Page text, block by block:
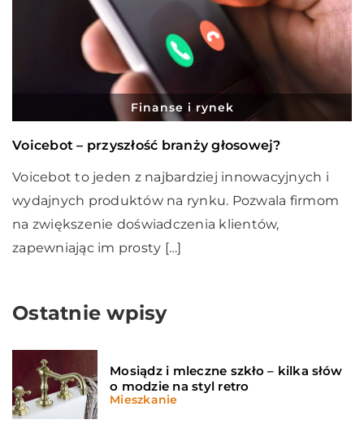
Finanse i rynek
Voicebot – przyszłość branży głosowej?
Voicebot to jeden z najbardziej innowacyjnych i
wydajnych produktów na rynku. Pozwala firmom
na zwiększenie doświadczenia klientów,
zapewniając im prosty […]
Ostatnie wpisy
Mosiądz i mleczne szkło – kilka słów
o modzie na styl retro
Mieszkanie